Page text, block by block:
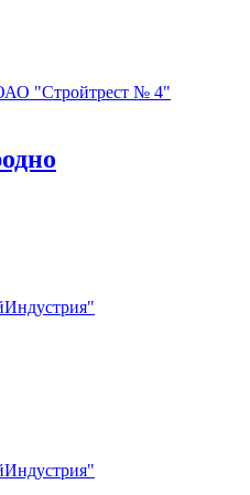
"Стройтрест № 4"